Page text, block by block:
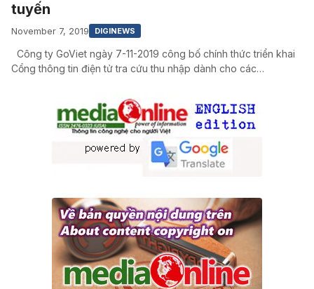
tuyến
November 7, 2019 DIGINEWS
Công ty GoViet ngày 7-11-2019 công bố chính thức triển khai
Cổng thông tin điện tử tra cứu thu nhập dành cho các…